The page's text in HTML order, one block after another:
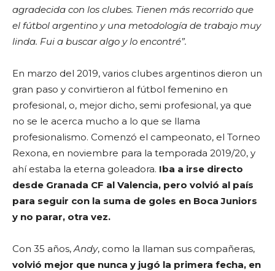
agradecida con los clubes. Tienen más recorrido que
el fútbol argentino y una metodología de trabajo muy
linda. Fui a buscar algo y lo encontré”.
En marzo del 2019, varios clubes argentinos dieron un
gran paso y convirtieron al fútbol femenino en
profesional, o, mejor dicho, semi profesional, ya que
no se le acerca mucho a lo que se llama
profesionalismo. Comenzó el campeonato, el Torneo
Rexona, en noviembre para la temporada 2019/20, y
ahí estaba la eterna goleadora. Iba a irse directo
desde Granada CF al Valencia, pero volvió al país
para seguir con la suma de goles en Boca Juniors
y no parar, otra vez.
Con 35 años, Andy, como la llaman sus compañeras,
volvió mejor que nunca y jugó la primera fecha, en